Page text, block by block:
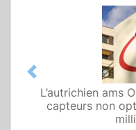
L’autrichien ams
capteurs non
Previous